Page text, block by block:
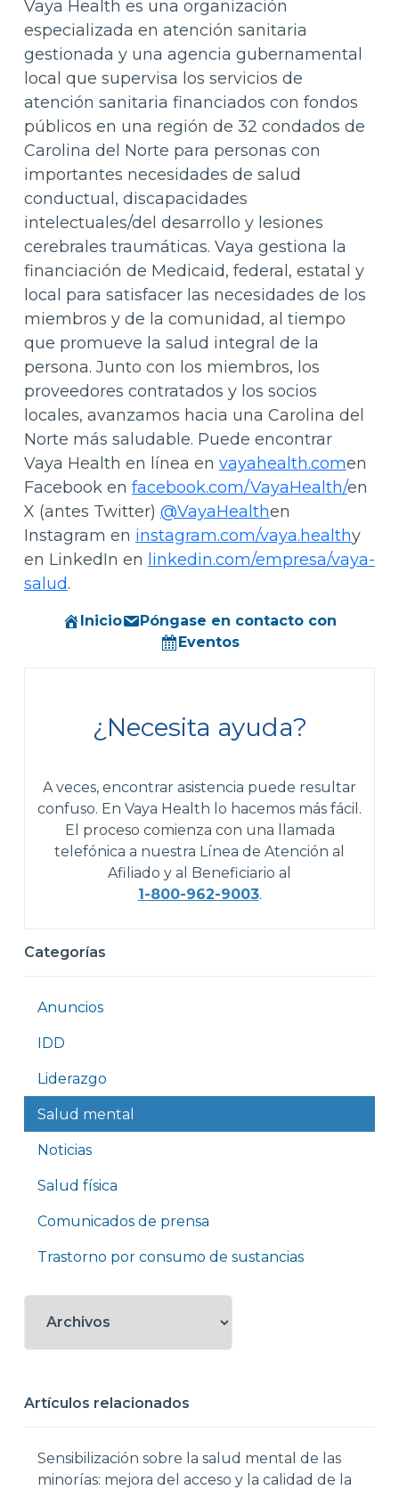
Vaya Health es una organización
especializada en atención sanitaria
gestionada y una agencia gubernamental
local que supervisa los servicios de
atención sanitaria financiados con fondos
públicos en una región de 32 condados de
Carolina del Norte para personas con
importantes necesidades de salud
conductual, discapacidades
intelectuales/del desarrollo y lesiones
cerebrales traumáticas. Vaya gestiona la
financiación de Medicaid, federal, estatal y
local para satisfacer las necesidades de los
miembros y de la comunidad, al tiempo
que promueve la salud integral de la
persona. Junto con los miembros, los
proveedores contratados y los socios
locales, avanzamos hacia una Carolina del
Norte más saludable. Puede encontrar
Vaya Health en línea en vayahealth.comen
Facebook en facebook.com/VayaHealth/en
X (antes Twitter) @VayaHealthen
Instagram en instagram.com/vaya.healthy
en LinkedIn en linkedin.com/empresa/vaya-
salud.
Inicio
Póngase en contacto con
Eventos
¿Necesita ayuda?
A veces, encontrar asistencia puede resultar
confuso. En Vaya Health lo hacemos más fácil.
El proceso comienza con una llamada
telefónica a nuestra Línea de Atención al
Afiliado y al Beneficiario al
1-800-962-9003.
Categorías
Anuncios
IDD
Liderazgo
Salud mental
Noticias
Salud física
Comunicados de prensa
Trastorno por consumo de sustancias
Artículos relacionados
Sensibilización sobre la salud mental de las
minorías: mejora del acceso y la calidad de la